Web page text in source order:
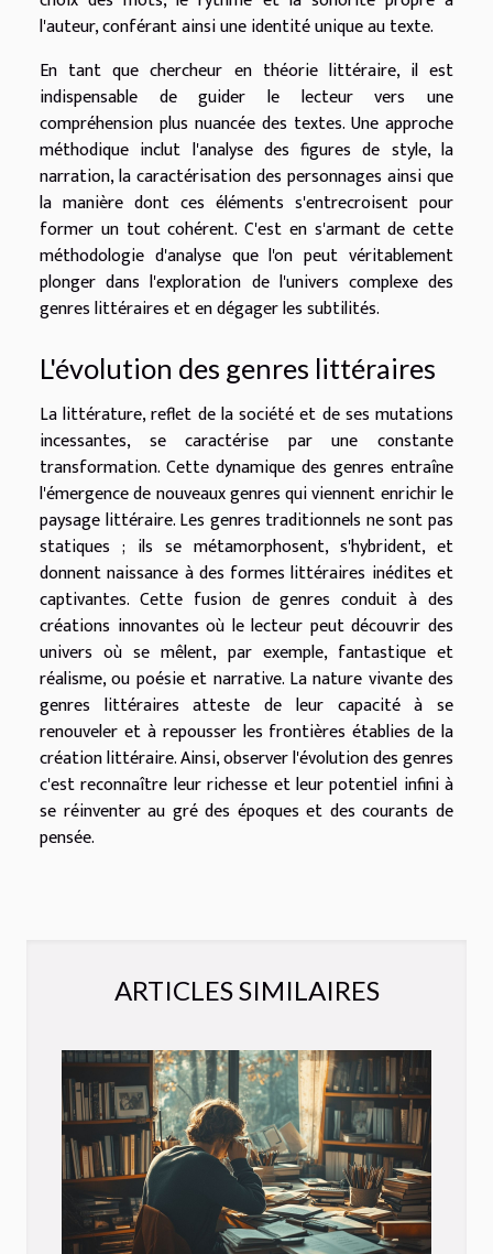
l'auteur, conférant ainsi une identité unique au texte.
En tant que chercheur en théorie littéraire, il est
indispensable de guider le lecteur vers une
compréhension plus nuancée des textes. Une approche
méthodique inclut l'analyse des figures de style, la
narration, la caractérisation des personnages ainsi que
la manière dont ces éléments s'entrecroisent pour
former un tout cohérent. C'est en s'armant de cette
méthodologie d'analyse que l'on peut véritablement
plonger dans l'exploration de l'univers complexe des
genres littéraires et en dégager les subtilités.
L'évolution des genres littéraires
La littérature, reflet de la société et de ses mutations
incessantes, se caractérise par une constante
transformation. Cette dynamique des genres entraîne
l'émergence de nouveaux genres qui viennent enrichir le
paysage littéraire. Les genres traditionnels ne sont pas
statiques ; ils se métamorphosent, s'hybrident, et
donnent naissance à des formes littéraires inédites et
captivantes. Cette fusion de genres conduit à des
créations innovantes où le lecteur peut découvrir des
univers où se mêlent, par exemple, fantastique et
réalisme, ou poésie et narrative. La nature vivante des
genres littéraires atteste de leur capacité à se
renouveler et à repousser les frontières établies de la
création littéraire. Ainsi, observer l'évolution des genres
c'est reconnaître leur richesse et leur potentiel infini à
se réinventer au gré des époques et des courants de
pensée.
ARTICLES SIMILAIRES